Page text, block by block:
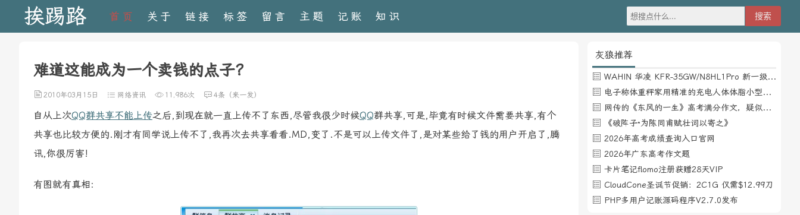
挨踢路 首页 关于 链接 标签 留言 主题 记账 知识
难道这能成为一个卖钱的点子?
2010年03月15日 网络资讯 11,986次 4条（来一发）
自从上次QQ群共享不能上传之后,到现在就一直上传不了东西,尽管我很少时候QQ群共享,可是,毕竟有时候文件需要共享,有个
共享也比较方便的.刚才有同学说上传不了,我再次去共享看看.MD,变了.不是可以上传文件了,是对某些给了钱的用户开启了,腾
讯,你很厉害!
有图就有真相:
灰狼推荐
WAHIN 华凌 KFR-35GW/N8HL1Pro 新一级能效 壁挂式空调 1.5匹
电子称体重秤家用精准的充电人体体脂小型称重支持HUAWEI HiLink
网传的《东风的一生》高考满分作文，疑似自媒体或其他渠道炒作
《破阵子·为陈同甫赋壮词以寄之》
2026年高考成绩查询入口官网
2026年广东高考作文题
卡片笔记flomo注册获赠28天VIP
CloudCone圣诞节促销：2C1G 仅需$12.99刀
PHP多用户记账源码程序V2.7.0发布